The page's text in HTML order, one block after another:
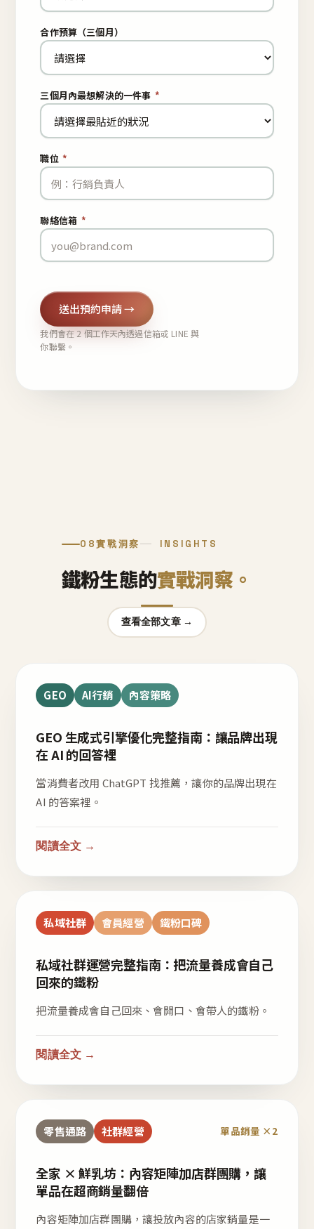
合作預算（三個月）
三個月內最想解決的一件事 *
職位 *
聯絡信箱 *
送出預約申請 →
我們會在 2 個工作天內透過信箱或 LINE 與
你聯繫。
08實戰洞察 INSIGHTS
鐵粉生態的實戰洞察。
查看全部文章 →
GEO AI行銷 內容策略
GEO 生成式引擎優化完整指南：讓品牌出現
在 AI 的回答裡
當消費者改用 ChatGPT 找推薦，讓你的品牌出現在
AI 的答案裡。
閱讀全文 →
私域社群 會員經營 鐵粉口碑
私域社群運營完整指南：把流量養成會自己
回來的鐵粉
把流量養成會自己回來、會開口、會帶人的鐵粉。
閱讀全文 →
零售通路 社群經營 單品銷量 ×2
全家 × 鮮乳坊：內容矩陣加店群團購，讓
單品在超商銷量翻倍
內容矩陣加店群團購，讓投放內容的店家銷量是一